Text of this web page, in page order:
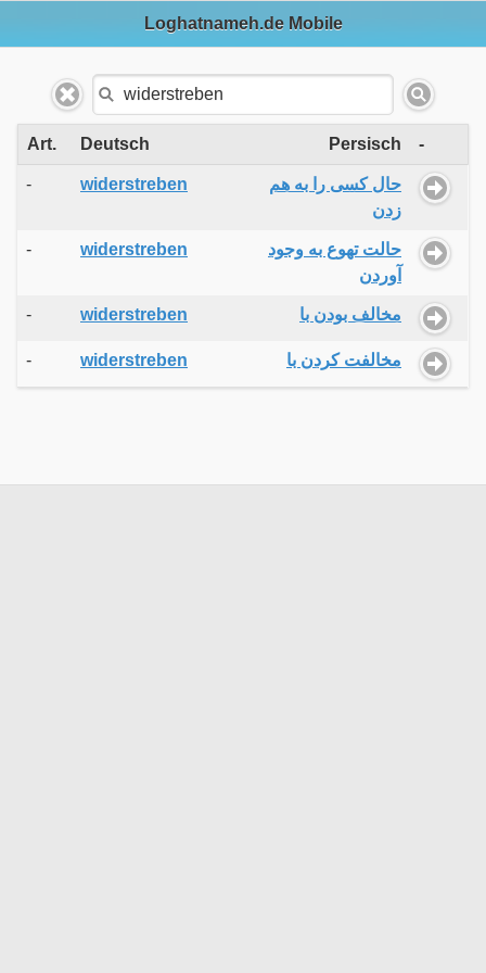
Loghatnameh.de Mobile
Art. Deutsch Persisch -
- widerstreben
حال کسی را به هم
زدن
- widerstreben
حالت تهوع به وجود
آوردن
- widerstreben مخالف بودن با
- widerstreben مخالفت کردن با